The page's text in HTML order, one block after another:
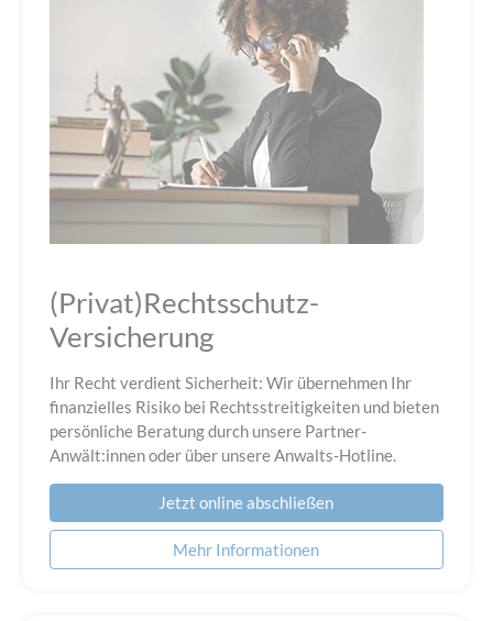
(Privat)Rechtsschutz-
Versicherung
Ihr Recht verdient Sicherheit: Wir übernehmen Ihr
finanzielles Risiko bei Rechtsstreitigkeiten und bieten
persönliche Beratung durch unsere Partner-
Anwält:innen oder über unsere Anwalts-Hotline.
Jetzt online abschließen
Mehr Informationen